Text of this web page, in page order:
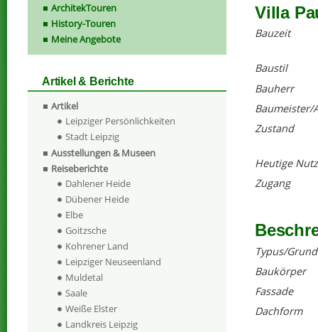
Villa
Bauzeit
Baustil
Bauherr
Baumeister/
Zustand
Heutige
Zugang
Typus/
Baukörper
Fassade
Dachform
ArchitekTouren
History-Touren
Meine Angebote
Artikel & Berichte
Artikel
Leipziger Persönlichkeiten
Stadt Leipzig
Ausstellungen & Museen
Reiseberichte
Dahlener Heide
Dübener Heide
Elbe
Goitzsche
Kohrener Land
Leipziger Neuseenland
Muldetal
Saale
Weiße Elster
Landkreis Leipzig